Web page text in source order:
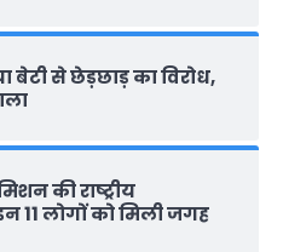
बेटी से छेड़छाड़ का विरोध,
की राष्‍ट्रीय
11 लोगों को मिली जगह